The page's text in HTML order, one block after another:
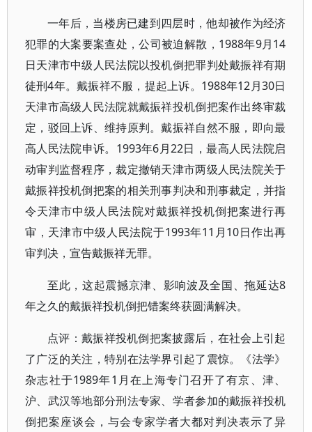
一年后，当楼房已建到四层时，他却被作为经济
犯罪的大案要案查处，公司被迫解散，1988年9月14
日天津市中级人民法院以投机倒把罪判处戴振祥有期
徒刑4年。戴振祥不服，提起上诉。1988年12月30日
天津市高级人民法院就戴振祥投机倒把案作出终审裁
定，驳回上诉、维持原判。戴振祥自然不服，即向最
高人民法院申诉。1993年6月22日，最高人民法院启
动审判监督程序，裁定撤销天津市两级人民法院关于
戴振祥投机倒把案的相关刑事判决和刑事裁定，并指
令天津市中级人民法院对戴振祥投机倒把案进行再
审，天津市中级人民法院于1993年11月10日作出再
审判决，宣告戴振祥无罪。
至此，这起震撼京津、影响波及全国、拖延达8
年之久的戴振祥投机倒把错案终获圆满解决。
点评：戴振祥投机倒把案披露后，在社会上引起
了广泛的关注，特别在法学界引起了震惊。《法学》
杂志社于1989年1月在上海专门召开了有京、津、
沪、武汉等地部分刑法专家、学者参加的戴振祥投机
倒把案座谈会，与会专家学者大都对判决表示了异